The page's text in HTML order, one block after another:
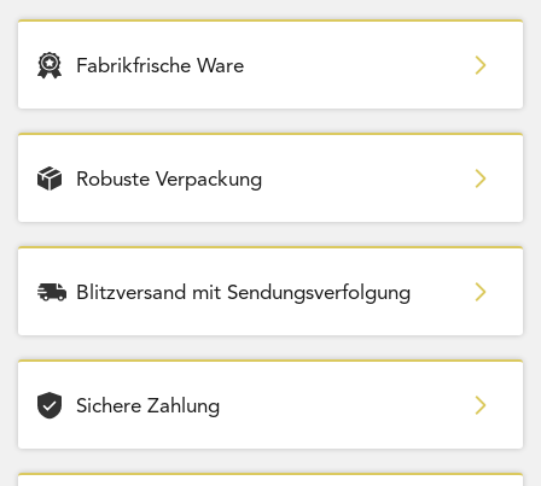
Fabrikfrische Ware
Robuste Verpackung
Blitzversand mit Sendungsverfolgung
Sichere Zahlung